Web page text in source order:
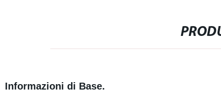
Informazioni di Base.